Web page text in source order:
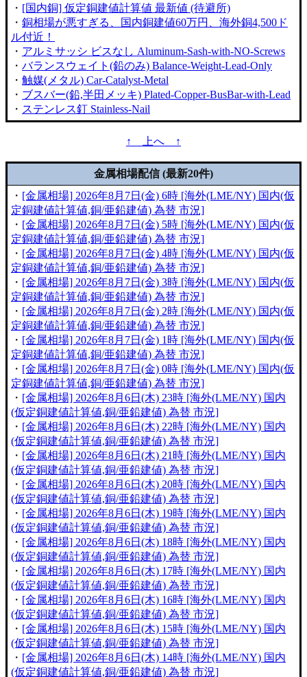
・ [国内銅] 仮定銅建値計算値 最新値 (待避所)
・ 銅相場が悪すぎる、国内銅建値60万円、海外銅4,500ド
ル付近！
・ アルミサッシ ビスなし Aluminum-Sash-with-NO-Screws
・ バランスウェイト(鉛のみ) Balance-Weight-Lead-Only
・ 触媒(メタル) Car-Catalyst-Metal
・ ブスバー(鉛,半田メッキ) Plated-Copper-BusBar-with-Lead
・ ステンレス釘 Stainless-Nail
↑ 上へ ↑
金属相場配信 (最新20件)
・ [金属相場] 2026年8月7日(金) 6時 [海外(LME/NY) 国内(仮
定銅建値計算値,銅/亜鉛建値) 為替 市況]
・ [金属相場] 2026年8月7日(金) 5時 [海外(LME/NY) 国内(仮
定銅建値計算値,銅/亜鉛建値) 為替 市況]
・ [金属相場] 2026年8月7日(金) 4時 [海外(LME/NY) 国内(仮
定銅建値計算値,銅/亜鉛建値) 為替 市況]
・ [金属相場] 2026年8月7日(金) 3時 [海外(LME/NY) 国内(仮
定銅建値計算値,銅/亜鉛建値) 為替 市況]
・ [金属相場] 2026年8月7日(金) 2時 [海外(LME/NY) 国内(仮
定銅建値計算値,銅/亜鉛建値) 為替 市況]
・ [金属相場] 2026年8月7日(金) 1時 [海外(LME/NY) 国内(仮
定銅建値計算値,銅/亜鉛建値) 為替 市況]
・ [金属相場] 2026年8月7日(金) 0時 [海外(LME/NY) 国内(仮
定銅建値計算値,銅/亜鉛建値) 為替 市況]
・ [金属相場] 2026年8月6日(木) 23時 [海外(LME/NY) 国内
(仮定銅建値計算値,銅/亜鉛建値) 為替 市況]
・ [金属相場] 2026年8月6日(木) 22時 [海外(LME/NY) 国内
(仮定銅建値計算値,銅/亜鉛建値) 為替 市況]
・ [金属相場] 2026年8月6日(木) 21時 [海外(LME/NY) 国内
(仮定銅建値計算値,銅/亜鉛建値) 為替 市況]
・ [金属相場] 2026年8月6日(木) 20時 [海外(LME/NY) 国内
(仮定銅建値計算値,銅/亜鉛建値) 為替 市況]
・ [金属相場] 2026年8月6日(木) 19時 [海外(LME/NY) 国内
(仮定銅建値計算値,銅/亜鉛建値) 為替 市況]
・ [金属相場] 2026年8月6日(木) 18時 [海外(LME/NY) 国内
(仮定銅建値計算値,銅/亜鉛建値) 為替 市況]
・ [金属相場] 2026年8月6日(木) 17時 [海外(LME/NY) 国内
(仮定銅建値計算値,銅/亜鉛建値) 為替 市況]
・ [金属相場] 2026年8月6日(木) 16時 [海外(LME/NY) 国内
(仮定銅建値計算値,銅/亜鉛建値) 為替 市況]
・ [金属相場] 2026年8月6日(木) 15時 [海外(LME/NY) 国内
(仮定銅建値計算値,銅/亜鉛建値) 為替 市況]
・ [金属相場] 2026年8月6日(木) 14時 [海外(LME/NY) 国内
(仮定銅建値計算値,銅/亜鉛建値) 為替 市況]